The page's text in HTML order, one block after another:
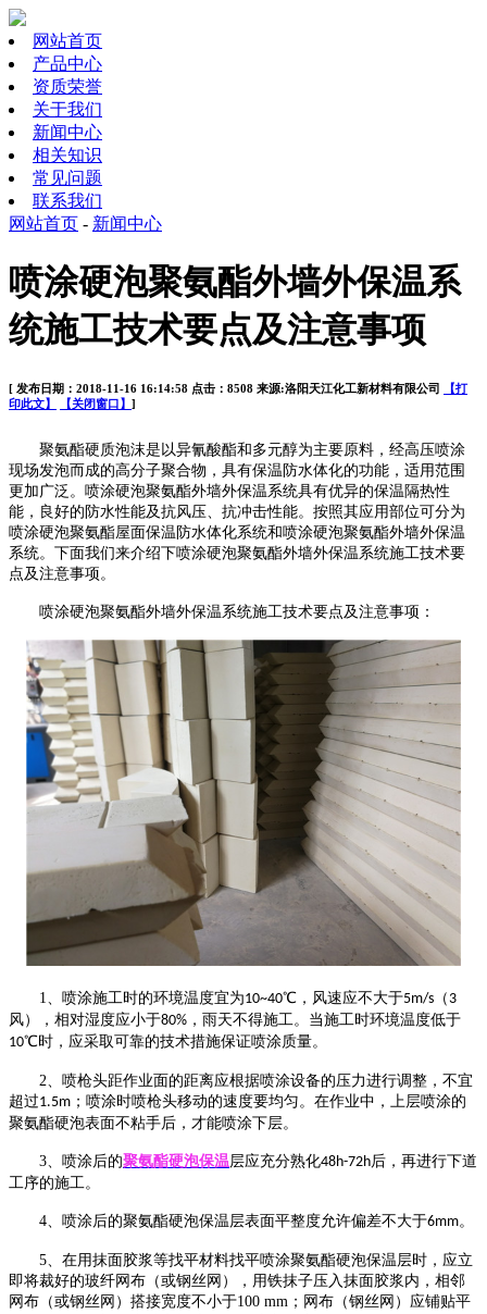
网站首页
产品中心
资质荣誉
关于我们
新闻中心
相关知识
常见问题
联系我们
网站首页 - 新闻中心
喷涂硬泡聚氨酯外墙外保温系
统施工技术要点及注意事项
[ 发布日期：2018-11-16 16:14:58 点击：8508 来源:洛阳天江化工新材料有限公司
【打
印此文】
【关闭窗口】 ]
聚氨酯硬质泡沫是以异氰酸酯和多元醇为主要原料，经高压喷涂
现场发泡而成的高分子聚合物，具有保温防水体化的功能，适用范围
更加广泛。喷涂硬泡聚氨酯外墙外保温系统具有优异的保温隔热性
能，良好的防水性能及抗风压、抗冲击性能。按照其应用部位可分为
喷涂硬泡聚氨酯屋面保温防水体化系统和喷涂硬泡聚氨酯外墙外保温
系统。下面我们来介绍下喷涂硬泡聚氨酯外墙外保温系统施工技术要
点及注意事项。
喷涂硬泡聚氨酯外墙外保温系统施工技术要点及注意事项：
1、喷涂施工时的环境温度宜为10~40℃，风速应不大于5m/s （ 3
风），相对湿度应小于80% ，雨天不得施工。当施工时环境温度低于
10℃时，应采取可靠的技术措施保证喷涂质量。
2、喷枪头距作业面的距离应根据喷涂设备的压力进行调整，不宜
超过1.5m ；喷涂时喷枪头移动的速度要均匀。在作业中，上层喷涂的
聚氨酯硬泡表面不粘手后，才能喷涂下层。
3、喷涂后的聚氨酯硬泡保温层应充分熟化48h-72h后，再进行下道
工序的施工。
4、喷涂后的聚氨酯硬泡保温层表面平整度允许偏差不大于6mm。
5、在用抹面胶浆等找平材料找平喷涂聚氨酯硬泡保温层时，应立
即将裁好的玻纤网布（或钢丝网），用铁抹子压入抹面胶浆内，相邻
网布（或钢丝网）搭接宽度不小于100 mm；网布（钢丝网）应铺贴平